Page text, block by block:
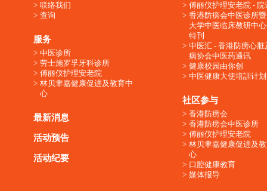
联络我们
查询
服务
中医诊所
劳士施罗孚牙科诊所
傅丽仪护理安老院
林贝聿嘉健康促进及教育中
心
最新消息
活动预告
活动纪要
傅丽仪护理安老院 - 院
香港防痨会中医诊所
大学中医临床教研中
特刊
中医汇 - 香港防痨心脏
病协会中医药通讯
健康校园由你创
中医健康大使培訓计划
社区参与
香港防痨会
香港防痨会中医诊所
傅丽仪护理安老院
林贝聿嘉健康促进及
心
口腔健康教育
媒体报导